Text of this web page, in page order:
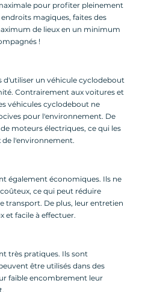
pour profiter pleinement
magiques, faites des
de lieux en un minimum
!
d'utiliser un véhicule cyclodebout
Contrairement aux voitures et
véhicules cyclodebout ne
pour l'environnement. De
moteurs électriques, ce qui les
de l'environnement.
également économiques. Ils ne
ce qui peut réduire
transport. De plus, leur entretien
et facile à effectuer.
très pratiques. Ils sont
être utilisés dans des
faible encombrement leur